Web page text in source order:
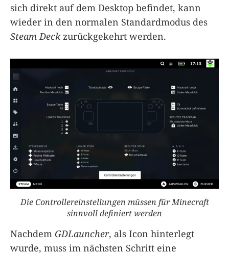
sich direkt auf dem Desktop befindet, kann
wieder in den normalen Standardmodus des
Steam Deckzurückgekehrt werden.
Die Controllereinstellungen müssen für Minecraft
sinnvoll definiert werden
Nachdem GDLauncher, als Icon hinterlegt
wurde, muss im nächsten Schritt eine